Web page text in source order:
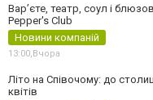
Вар’єте, театр, соул і
Pepper's Club
Новини компаній
13:00, Вчора
Літо на Співочому: до
квітів